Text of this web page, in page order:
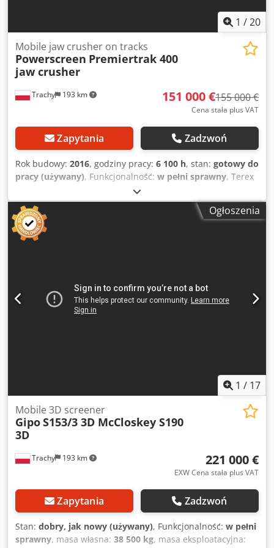
1 /20
Trachy 193 km
Mobile jaw crusher on tracks
Powerscreen Premiertrak 400
jaw crusher
151 000 €155 000 €
Cena stała plus VAT
Zapytania Zadzwoń
Rok budowy: 2016, godziny pracy: 6 100 h, stan: gotowy do
pracy (używany), Funkcjonalność: w pełni sprawny, Terex
Pegson Premiertrak 400 2016 year 6100 hours Inlet
1100x700 mmTerex Pegson Metrotrak 900x600 2016 year
Cjdpfx Ajxvcdueb Rsha 6100 hours Inlet 1100x700 mm
Engine Scania DC09 CSS range from 0-65 to 0-150 mm
Capacity 150-250 tons per hour depend on material Weight
ready for work like NEW
Ogłoszenia
1 / 17
Trachy 193 km
Mobile 3D screener
GipoS153/3 3D McCloskey S190
3D
221 000 €
EXW Cena stała plus VAT
Zapytania Zadzwoń
Stan: dobry, jak nowy (używany), Funkcjonalność: w pełni
sprawny, masa własna: 38 500 kg, masa eksploatacyjna: